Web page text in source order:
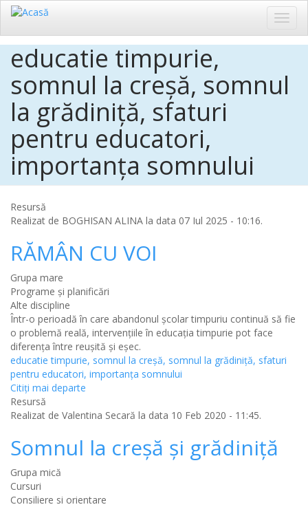
Sari
conținutul
principal
educatie timpurie,
somnul la creșă, somnul
la grădiniță, sfaturi
pentru educatori,
importanța somnului
Resursă
Realizat de BOGHISAN ALINA la data 07 Iul 2025 - 10:16.
RĂMÂN CU VOI
Grupa mare
Programe și planificări
Alte discipline
Într-o perioadă în care abandonul școlar timpuriu continuă să fie
o problemă reală, intervențiile în educația timpurie pot face
diferența între reușită și eșec.
educatie timpurie, somnul la creșă, somnul la grădiniță, sfaturi
pentru educatori, importanța somnului
Citiţi mai departe
Resursă
Realizat de Valentina Secară la data 10 Feb 2020 - 11:45.
Somnul la creșă și grădiniță
Grupa mică
Cursuri
Consiliere si orientare